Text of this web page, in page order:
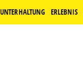
UNTERHALTUNG ERLEBNIS